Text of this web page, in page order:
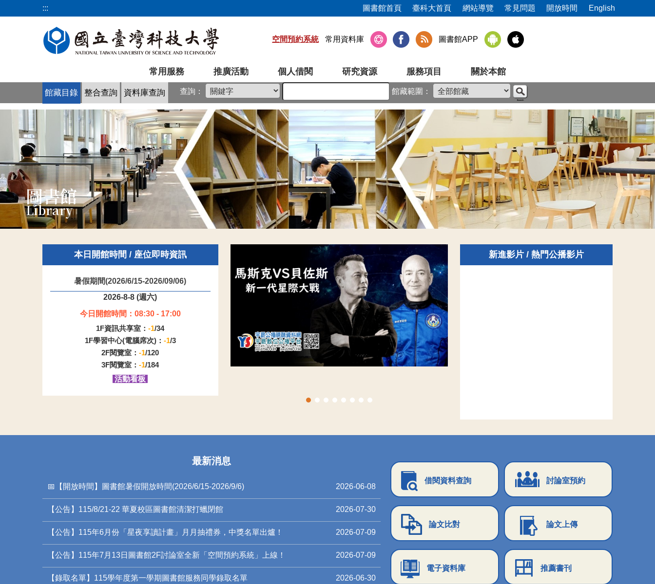
到
::: 圖書館首頁 臺科大首頁 網站導覽 常見問題 開放時間 English
常用服務 推廣活動 個人借閱 研究資源 服務項目 關於本館
空間預約系統 常用資料庫 圖書館APP
圖書館
Library
館藏目錄 整合查詢 資料庫查詢 查詢： 館藏範圍：
本日開館時間 / 座位即時資訊
暑假期間(2026/6/15-2026/09/06)
2026-8-8 (週六)
今日開館時間：08:30 - 17:00
1F資訊共享室：-1/34
1F學習中心(電腦席次)： -1/3
2F閱覽室：-1/120
3F閱覽室：-1/184
活動看板
新進影片 / 熱門公播影片
最新消息
📅【開放時間】圖書館暑假開放時間(2026/6/15-2026/9/6) 2026-06-08
【公告】115/8/21-22 華夏校區圖書館清潔打蠟閉館 2026-07-30
【公告】115年6月份「星夜享讀計畫」月月抽禮券，中獎名單出爐！ 2026-07-09
【公告】115年7月13日圖書館2F討論室全新「空間預約系統」上線！ 2026-07-09
【錄取名單】115學年度第一學期圖書館服務同學錄取名單 2026-06-30
借閱資料查詢 討論室預約
論文比對 論文上傳
電子資料庫 推薦書刊